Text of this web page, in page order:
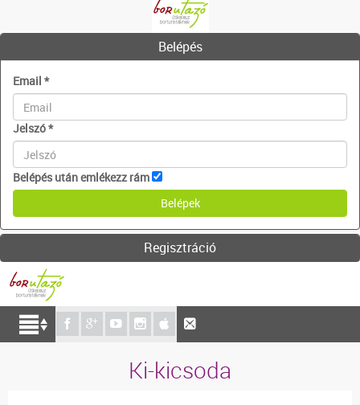
Belépés
Email *
Jelszó*
Belépés után emlékezz rám
Regisztráció
Ki-kicsoda